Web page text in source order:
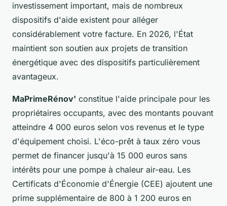
investissement important, mais de nombreux
dispositifs d'aide existent pour alléger
considérablement votre facture. En 2026, l'État
maintient son soutien aux projets de transition
énergétique avec des dispositifs particulièrement
avantageux.
MaPrimeRénov' constitue l'aide principale pour les
propriétaires occupants, avec des montants pouvant
atteindre 4 000 euros selon vos revenus et le type
d'équipement choisi. L'éco-prêt à taux zéro vous
permet de financer jusqu'à 15 000 euros sans
intérêts pour une pompe à chaleur air-eau. Les
Certificats d'Économie d'Énergie (CEE) ajoutent une
prime supplémentaire de 800 à 1 200 euros en